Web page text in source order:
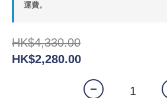
運費。
HK$4,330.00
HK$2,280.00